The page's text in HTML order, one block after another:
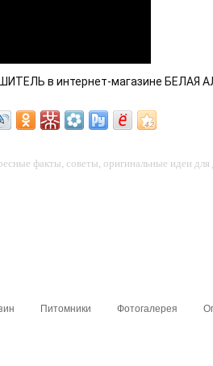
в интернет-магазине БЕЛАЯ
факты, советы, оригинальные идеи для
Питомники Фотогалерея